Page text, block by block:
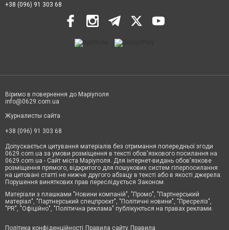
+38 (096) 91 303 68
Віримо в повернення до Маріуполя
info@0629.com.ua
Журналисты сайта
+38 (096) 91 303 68
Допускається цитування матеріалів без отримання попередньої згоди
0629.com.ua за умови розміщення в тексті обов'язкового посилання на
0629.com.ua - Сайт міста Маріуполя. Для інтернет-видань обов'язкове
розміщення прямого, відкритого для пошукових систем гіперпосилання
на цитовані статті не нижче другого абзацу в тексті або в якості джерела.
Порушення виняткових прав переслідується Законом.
Матеріали з плашками "Новини компаній", "Промо", "Партнерський
матеріал", "Партнерський спецпроєкт", "Політичні новини", "Пресреліз",
"PR", "Офіційно", "Політична реклама" публікуються на правах реклами.
Політика конфіденційності Правила сайту Правила